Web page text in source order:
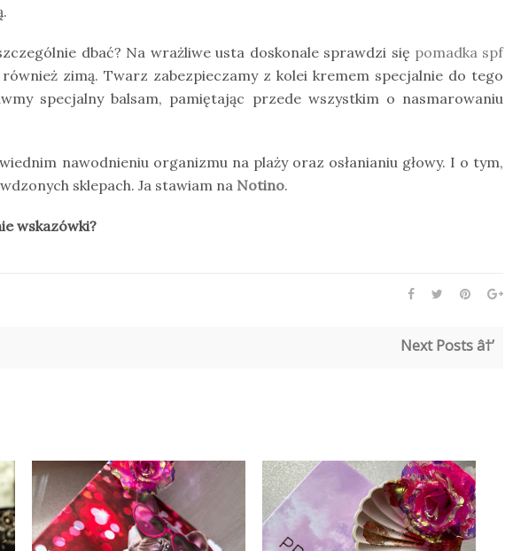
dbać? Na wrażliwe usta doskonale sprawdzi się pomadka spf
zimą. Twarz zabezpieczamy z kolei kremem specjalnie do tego
specjalny balsam, pamiętając przede wszystkim o nasmarowaniu
nawodnieniu organizmu na plaży oraz osłanianiu głowy. I o tym,
sklepach. Ja stawiam na Notino.
wskazówki?
Next Posts â†’